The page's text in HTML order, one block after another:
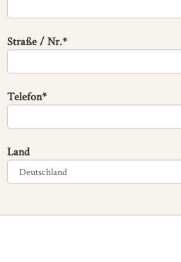
Straße / Nr.*
Telefon*
Land